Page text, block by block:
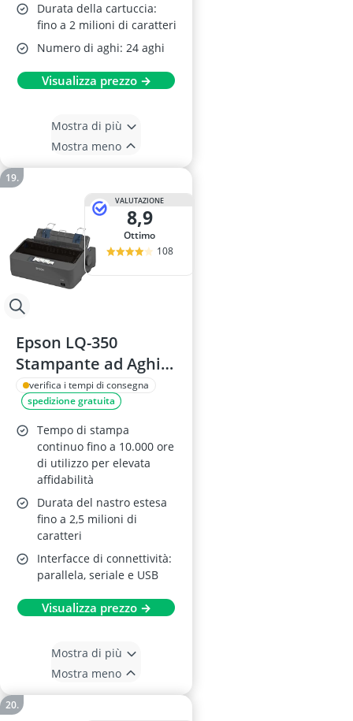
Durata della cartuccia:
fino a 2 milioni di caratteri
Numero di aghi: 24 aghi
Visualizza prezzo →
Mostra di più
Mostra meno
VALUTAZIONE
8,9
Ottimo
108
Epson LQ-350
Stampante ad Aghi
24 Aghi a Impatto
verifica i tempi di consegna
spedizione gratuita
Tempo di stampa
continuo fino a 10.000 ore
di utilizzo per elevata
affidabilità
Durata del nastro estesa
fino a 2,5 milioni di
caratteri
Interfacce di connettività:
parallela, seriale e USB
Visualizza prezzo →
Mostra di più
Mostra meno